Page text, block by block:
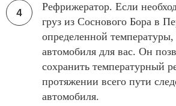
Рефрижератор. Если
груз из Соснового Бора в
определенной температуры,
автомобиля для вас. Он
сохранить температурный
протяжении всего пути
автомобиля.